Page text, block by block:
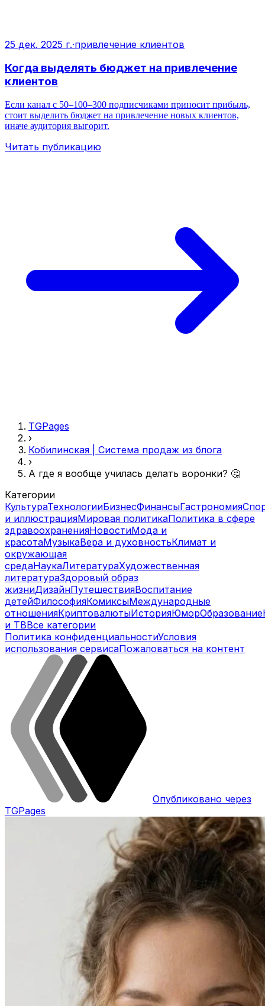
25 дек. 2025 г.·привлечение клиентов
Когда выделять бюджет на привлечение
клиентов
Если канал с 50–100–300 подписчиками приносит прибыль,
стоит выделить бюджет на привлечение новых клиентов,
иначе аудитория выгорит.
Читать публикацию
TGPages
›
Кобилинская | Система продаж из блога
›
А где я вообще училась делать воронки? 🤔
Категории
КультураТехнологииБизнесФинансыГастрономия
и иллюстрацияМировая политикаПолитика в сфере
здравоохраненияНовостиМода и
красотаМузыкаВера и духовностьКлимат и
окружающая
средаНаукаЛитератураХудожественная
литератураЗдоровый образ
жизниДизайнПутешествияВоспитание
детейФилософияКомиксыМеждународные
отношенияКриптовалютыИсторияЮморОбразование
и ТВВсе категории
Политика конфиденциальностиУсловия
использования сервисаПожаловаться на контент
Опубликовано через
TGPages